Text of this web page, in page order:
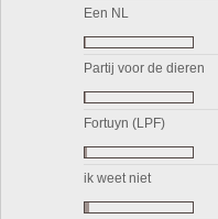
Een NL
Partij voor de dieren
Fortuyn (LPF)
ik weet niet